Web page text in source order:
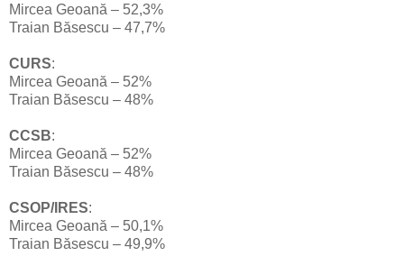
Mircea Geoană – 52,3%
Traian Băsescu – 47,7%
CURS:
Mircea Geoană – 52%
Traian Băsescu – 48%
CCSB:
Mircea Geoană – 52%
Traian Băsescu – 48%
CSOP/IRES:
Mircea Geoană – 50,1%
Traian Băsescu – 49,9%